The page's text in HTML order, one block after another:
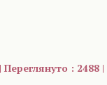
Переглянуто : 2488 |